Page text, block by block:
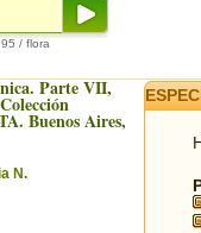
/ flora
Parte VII,
Buenos Aires,
N.